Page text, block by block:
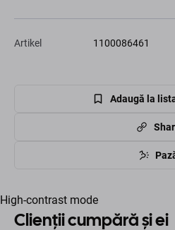
Artikel 1100086461
Adaugă la
High-contrast mode
Clienții cumpără și ei